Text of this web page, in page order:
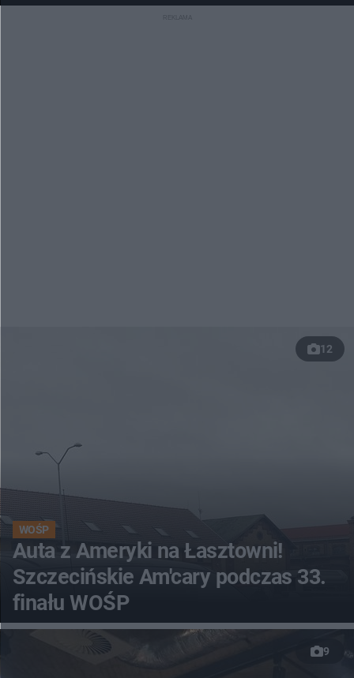
12
WOŚP
Auta z Ameryki na Łasztowni!
Szczecińskie Am'cary podczas 33.
finału WOŚP
9